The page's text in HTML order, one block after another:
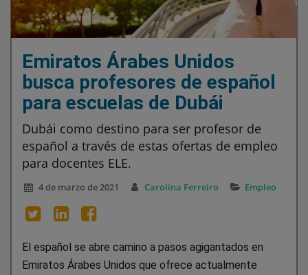
Emiratos Árabes Unidos
busca profesores de español
para escuelas de Dubái
Dubái como destino para ser profesor de
español a través de estas ofertas de empleo
para docentes ELE.
4 de marzo de 2021 Carolina Ferreiro Empleo
El español se abre camino a pasos agigantados en
Emiratos Árabes Unidos que ofrece actualmente